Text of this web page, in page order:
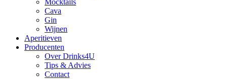
Mocktails
Cava
Gin
Wijnen
Aperitieven
Producenten
Over Drinks4U
Tips & Advies
Contact